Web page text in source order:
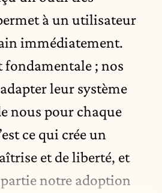
à un utilisateur
immédiatement.
fondamentale ; nos
leur système
nous pour chaque
ce qui crée un
et de liberté, et
notre adoption